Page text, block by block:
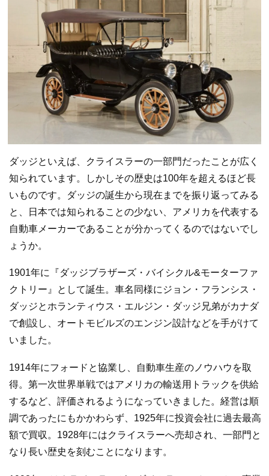
ダッジといえば、クライスラーの一部門だったことが広く
知られています。しかしその歴史は100年を超えるほど長
いものです。ダッジの誕生から現在までを振り返ってみる
と、日本では知られることの少ない、アメリカを代表する
自動車メーカーであることが分かってくるのではないでし
ょうか。
1901年に『ダッジブラザーズ・バイシクル&モーターファ
クトリー』として誕生。車名同様にジョン・フランシス・
ダッジとホランティウス・エルジン・ダッジ兄弟がカナダ
で創設し、オートモビルズのエンジン設計などを手がけて
いました。
1914年にフォードと協業し、自動車生産のノウハウを取
得。第一次世界単戦ではアメリカの輸送用トラックを供給
するなど、評価されるようになっていきました。経営は順
調であったにもかかわらず、1925年に投資会社に過去最高
額で買収。1928年にはクライスラーへ売却され、一部門と
なり長い歴史を刻むことになります。